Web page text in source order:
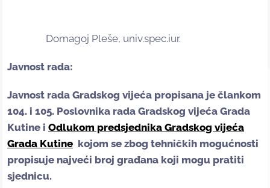
Domagoj Pleše, univ.spec.iur.
Javnost rada:
Javnost rada Gradskog vijeća propisana je člankom
104. i 105. Poslovnika rada Gradskog vijeća Grada
Kutine i Odlukom predsjednika Gradskog vijeća
Grada Kutine kojom se zbog tehničkih mogućnosti
propisuje najveći broj građana koji mogu pratiti
sjednicu.